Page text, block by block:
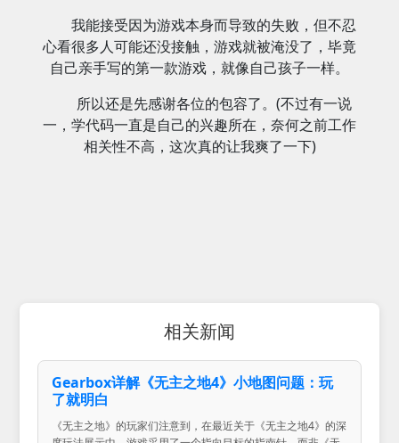
我能接受因为游戏本身而导致的失败，但不忍
心看很多人可能还没接触，游戏就被淹没了，毕竟
自己亲手写的第一款游戏，就像自己孩子一样。
所以还是先感谢各位的包容了。(不过有一说
一，学代码一直是自己的兴趣所在，奈何之前工作
相关性不高，这次真的让我爽了一下)
相关新闻
Gearbox详解《无主之地4》小地图问题：玩
了就明白
《无主之地》的玩家们注意到，在最近关于《无主之地4》的深